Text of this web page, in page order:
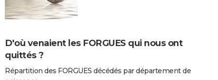
D'où venaient les FORGUES qui nous ont
quittés ?
Répartition des FORGUES décédés par département de